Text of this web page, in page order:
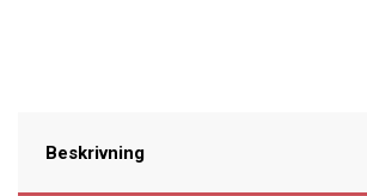
Beskrivning